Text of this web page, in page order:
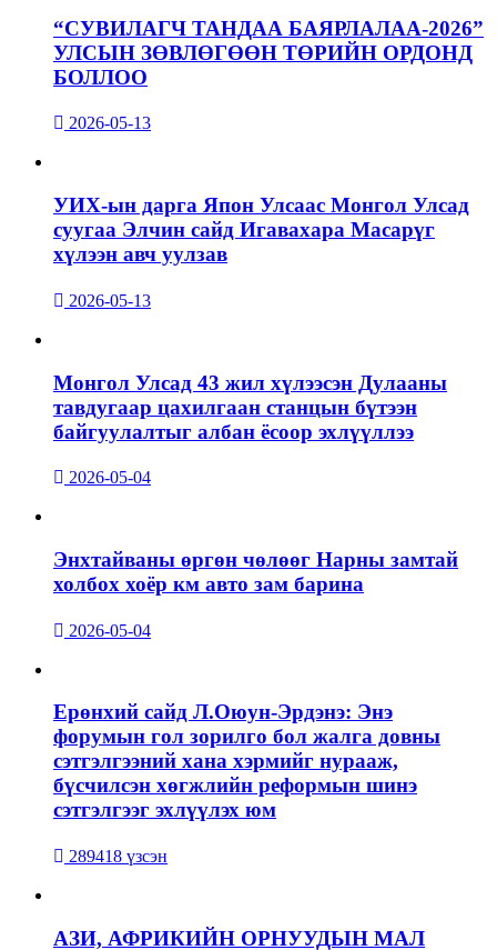
“СУВИЛАГЧ ТАНДАА БАЯРЛАЛАА-2026”
УЛСЫН ЗӨВЛӨГӨӨН ТӨРИЙН ОРДОНД
БОЛЛОО
2026-05-13
УИХ-ын дарга Япон Улсаас Монгол Улсад
суугаа Элчин сайд Игавахара Масарүг
хүлээн авч уулзав
2026-05-13
Монгол Улсад 43 жил хүлээсэн Дулааны
тавдугаар цахилгаан станцын бүтээн
байгуулалтыг албан ёсоор эхлүүллээ
2026-05-04
Энхтайваны өргөн чөлөөг Нарны замтай
холбох хоёр км авто зам барина
2026-05-04
Ерөнхий сайд Л.Оюун-Эрдэнэ: Энэ
форумын гол зорилго бол жалга довны
сэтгэлгээний хана хэрмийг нурааж,
бүсчилсэн хөгжлийн реформын шинэ
сэтгэлгээг эхлүүлэх юм
289418 үзсэн
АЗИ, АФРИКИЙН ОРНУУДЫН МАЛ